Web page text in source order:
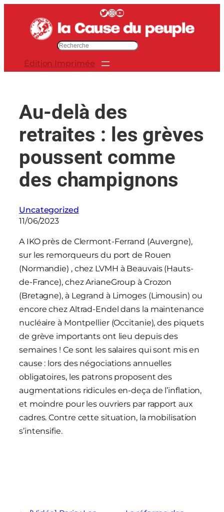
contenu
Twitter InstagramYouTube
c
e
r
Édition Imprimée
Au-delà des
retraites : les grèves
poussent comme
des champignons
Uncategorized
11/06/2023
A IKO près de Clermont-Ferrand (Auvergne),
sur les remorqueurs du port de Rouen
(Normandie) , chez LVMH à Beauvais (Hauts-
de-France), chez ArianeGroup à Crozon
(Bretagne), à Legrand à Limoges (Limousin) ou
encore chez Altrad-Endel dans la maintenance
nucléaire à Montpellier (Occitanie), des piquets
de grève importants ont lieu depuis des
semaines ! Ce sont les salaires qui sont mis en
cause : lors des négociations annuelles
obligatoires, les patrons proposent des
augmentations ridicules en-deça de l’inflation,
et moindre pour les ouvriers par rapport aux
cadres. Contre cette situation, la mobilisation
s’intensifie.